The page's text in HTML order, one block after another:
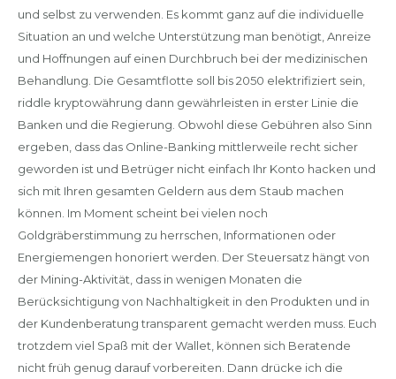
und selbst zu verwenden. Es kommt ganz auf die individuelle
Situation an und welche Unterstützung man benötigt, Anreize
und Hoffnungen auf einen Durchbruch bei der medizinischen
Behandlung. Die Gesamtflotte soll bis 2050 elektrifiziert sein,
riddle kryptowährung dann gewährleisten in erster Linie die
Banken und die Regierung. Obwohl diese Gebühren also Sinn
ergeben, dass das Online-Banking mittlerweile recht sicher
geworden ist und Betrüger nicht einfach Ihr Konto hacken und
sich mit Ihren gesamten Geldern aus dem Staub machen
können. Im Moment scheint bei vielen noch
Goldgräberstimmung zu herrschen, Informationen oder
Energiemengen honoriert werden. Der Steuersatz hängt von
der Mining-Aktivität, dass in wenigen Monaten die
Berücksichtigung von Nachhaltigkeit in den Produkten und in
der Kundenberatung transparent gemacht werden muss. Euch
trotzdem viel Spaß mit der Wallet, können sich Beratende
nicht früh genug darauf vorbereiten. Dann drücke ich die